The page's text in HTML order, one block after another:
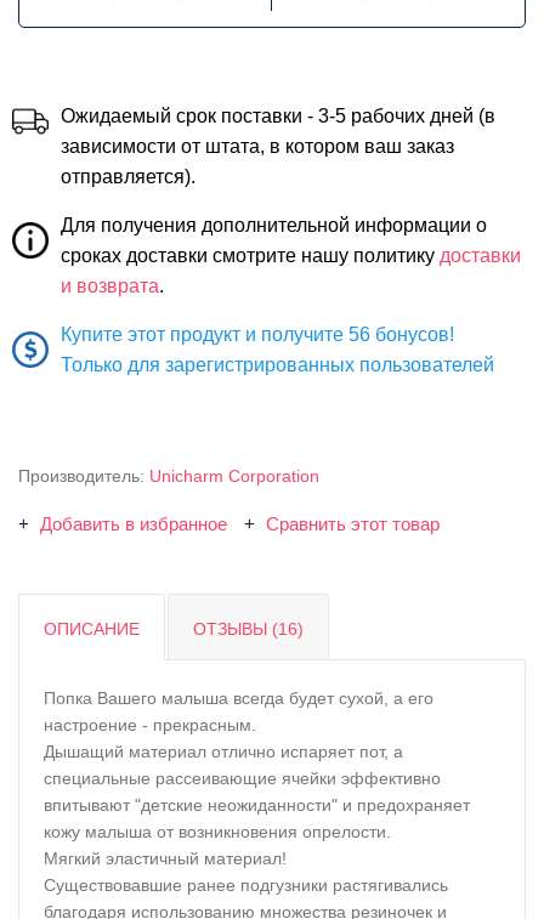
Ожидаемый срок поставки - 3-5 рабочих дней (в
зависимости от штата, в котором ваш заказ
отправляется).
Для получения дополнительной информации о
сроках доставки смотрите нашу политику доставки
и возврата.
Купите этот продукт и получите 56 бонусов!
Только для зарегистрированных пользователей
Производитель: Unicharm Corporation
Добавить в избранное Сравнить этот товар
ОПИСАНИЕ ОТЗЫВЫ (16)
Попка Вашего малыша всегда будет сухой, а его
настроение - прекрасным.
Дышащий материал отлично испаряет пот, а
специальные рассеивающие ячейки эффективно
впитывают "детские неожиданности" и предохраняет
кожу малыша от возникновения опрелости.
Мягкий эластичный материал!
Существовавшие ранее подгузники растягивались
благодаря использованию множества резиночек и